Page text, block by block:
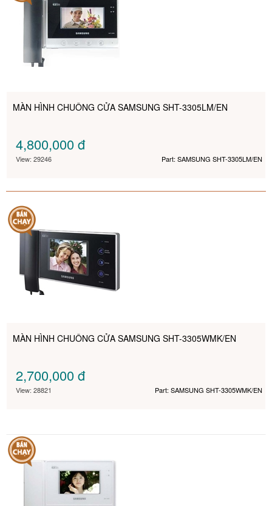
MÀN HÌNH CHUÔNG CỬA SAMSUNG SHT-3305LM/EN
4,800,000đ
View: 29246 Part: SAMSUNG SHT-3305LM/EN
MÀN HÌNH CHUÔNG CỬA SAMSUNG SHT-3305WMK/EN
2,700,000đ
View: 28821 Part: SAMSUNG SHT-3305WMK/EN